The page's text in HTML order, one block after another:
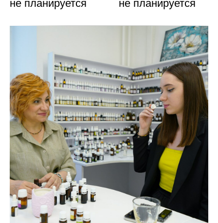
не планируется не планируется